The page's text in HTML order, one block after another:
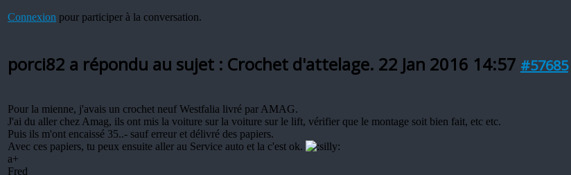
Connexion pour participer à la conversation.
porci82 a répondu au sujet : Crochet d'attelage. 22 Jan 2016 14:57 #57685
Pour la mienne, j'avais un crochet neuf Westfalia livré par AMAG.
J'ai du aller chez Amag, ils ont mis la voiture sur la voiture sur le lift, vérifier que le montage soit bien fait, etc etc.
Puis ils m'ont encaissé 35..- sauf erreur et délivré des papiers.
Avec ces papiers, tu peux ensuite aller au Service auto et la c'est ok.
a+
Fred